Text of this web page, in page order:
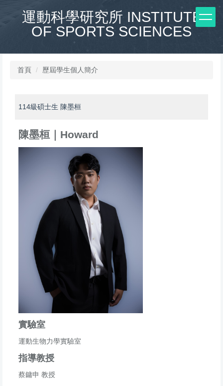
運動科學研究所 INSTITUTE
OF SPORTS SCIENCES
首頁 歷屆學生個人簡介
114級碩士生 陳墨桓
陳墨桓｜ Howard
實驗室
運動生物力學實驗室
指導教授
蔡鏞申 教授